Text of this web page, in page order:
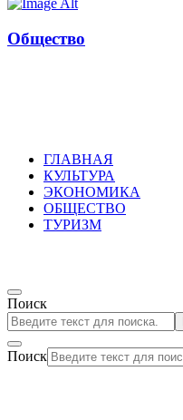
Общество
ГЛАВНАЯ
КУЛЬТУРА
ЭКОНОМИКА
ОБЩЕСТВО
ТУРИЗМ
Поиск
Поиск